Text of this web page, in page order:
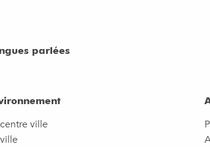
parlées
parlées
ville